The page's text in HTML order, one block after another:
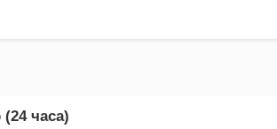
часа)